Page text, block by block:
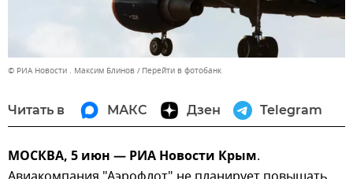
© РИА Новости . Максим Блинов Перейти в фотобанк
Читать в МАКС Дзен Telegram
МОСКВА, 5 июн — РИА Новости Крым.